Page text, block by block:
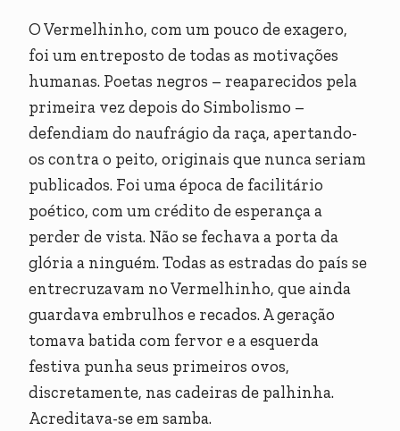
O Vermelhinho, com um pouco de exagero,
foi um entreposto de todas as motivações
humanas. Poetas negros – reaparecidos pela
primeira vez depois do Simbolismo –
defendiam do naufrágio da raça, apertando-
os contra o peito, originais que nunca seriam
publicados. Foi uma época de facilitário
poético, com um crédito de esperança a
perder de vista. Não se fechava a porta da
glória a ninguém. Todas as estradas do país se
entrecruzavam no Vermelhinho, que ainda
guardava embrulhos e recados. A geração
tomava batida com fervor e a esquerda
festiva punha seus primeiros ovos,
discretamente, nas cadeiras de palhinha.
Acreditava-se em samba.